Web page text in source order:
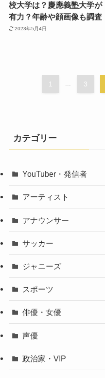
校大学は？慶應義塾大学が
有力？年齢や顔画像も調査
2023年5月4日
1 3
カテゴリー
YouTuber・発信者
アーティスト
アナウンサー
サッカー
ジャニーズ
スポーツ
俳優・女優
声優
政治家・VIP